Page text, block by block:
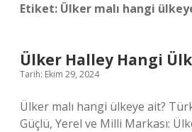
Etiket: Ülker malı hangi
Ülker Halley Hangi
Tarih: Ekim 29, 2024
Ülker malı hangi ülkeye ait?
Güçlü, Yerel ve Milli Markası: